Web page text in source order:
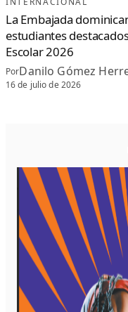
La Embajada
estudiantes
Escolar 2026
PorDanilo Gómez
16 de julio de 2026